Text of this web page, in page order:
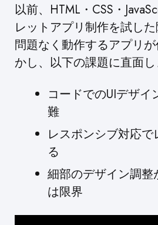
以前、HTML・CSS・
レットアプリ制作を試し
問題なく動作するアプリ
かし、以下の課題に直面し
コードでのUIデザイ
難
レスポンシブ対応
る
細部のデザイン調
は限界